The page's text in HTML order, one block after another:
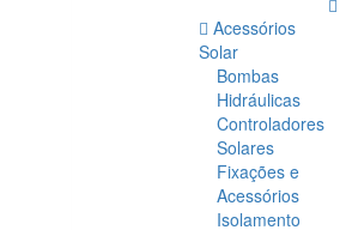
Acessórios
Solar
Bombas
Hidráulicas
Controladores
Solares
Fixações e
Acessórios
Isolamento